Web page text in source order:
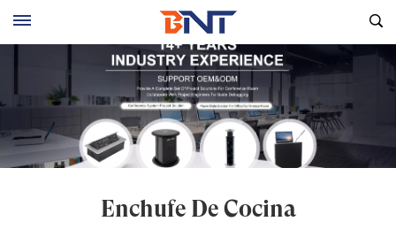
Enchufe De Cocina